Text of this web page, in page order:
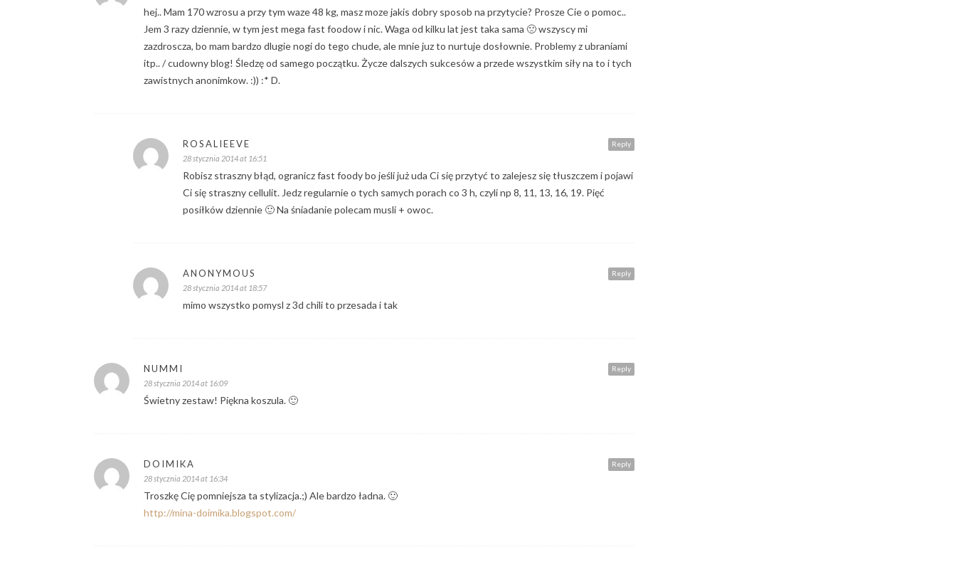
hej.. Mam 170 wzrosu a przy tym waze 48 kg, masz moze jakis dobry sposob na przytycie? Prosze Cie o pomoc..
Jem 3 razy dziennie, w tym jest mega fast foodow i nic. Waga od kilku lat jest taka sama 🙁 wszyscy mi
zazdroscza, bo mam bardzo dlugie nogi do tego chude, ale mnie juz to nurtuje dosłownie. Problemy z ubraniami
itp.. / cudowny blog! Śledzę od samego początku. Życze dalszych sukcesów a przede wszystkim siły na to i tych
zawistnych anonimkow. :)) :* D.
Reply
ROSALIEEVE
28 stycznia 2014 at 16:51
Robisz straszny błąd, ogranicz fast foody bo jeśli już uda Ci się przytyć to zalejesz się tłuszczem i pojawi
Ci się straszny cellulit. Jedz regularnie o tych samych porach co 3 h, czyli np 8, 11, 13, 16, 19. Pięć
posiłków dziennie 🙂 Na śniadanie polecam musli + owoc.
Reply
ANONYMOUS
28 stycznia 2014 at 18:57
mimo wszystko pomysl z 3d chili to przesada i tak
Reply
NUMMI
28 stycznia 2014 at 16:09
Świetny zestaw! Piękna koszula. 🙂
Reply
DOIMIKA
28 stycznia 2014 at 16:34
Troszkę Cię pomniejsza ta stylizacja.;) Ale bardzo ładna. 🙂
http://mina-doimika.blogspot.com/